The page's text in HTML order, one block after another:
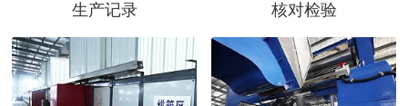
生产记录 核对检验